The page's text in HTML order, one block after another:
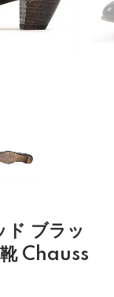
ブラッ
Chauss